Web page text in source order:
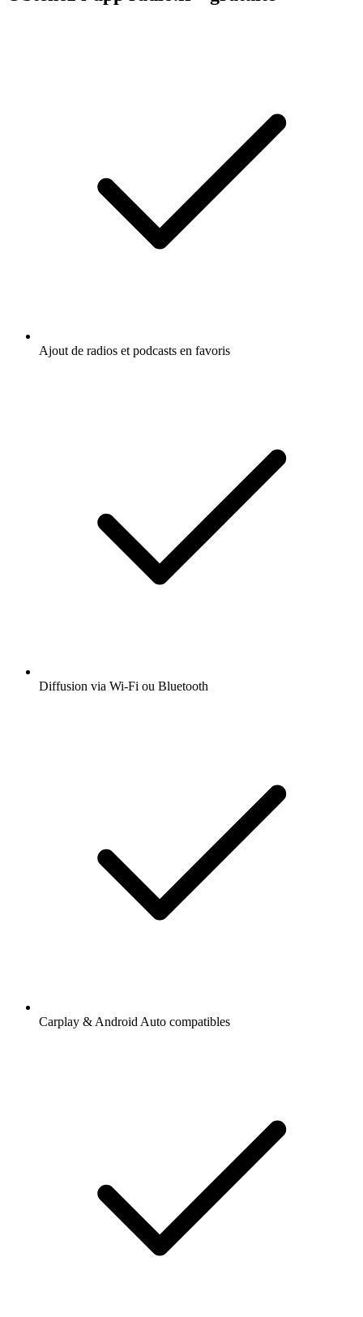
Ajout de radios et podcasts en favoris
Diffusion via Wi-Fi ou Bluetooth
Carplay & Android Auto compatibles